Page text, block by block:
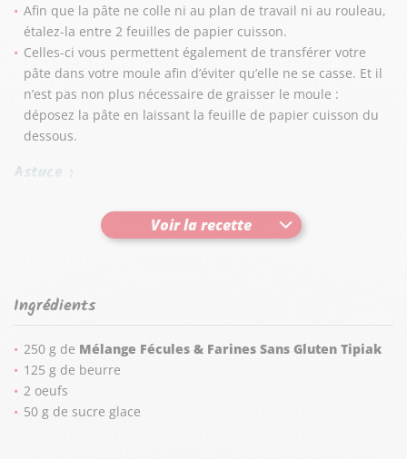
Afin que la pâte ne colle ni au plan de travail ni au rouleau,
étalez-la entre 2 feuilles de papier cuisson.
Celles-ci vous permettent également de transférer votre
pâte dans votre moule afin d’éviter qu’elle ne se casse. Et il
n’est pas non plus nécessaire de graisser le moule :
déposez la pâte en laissant la feuille de papier cuisson du
dessous.
Astuce :
Tapioca Express Tipiak. Il est alors inutile de faire cuire la
pâte à blanc : les tartes ne se détrempent pas.
Voir la recette
Ingrédients
250 g de Mélange Fécules & Farines Sans Gluten Tipiak
125 g de beurre
2 oeufs
50 g de sucre glace